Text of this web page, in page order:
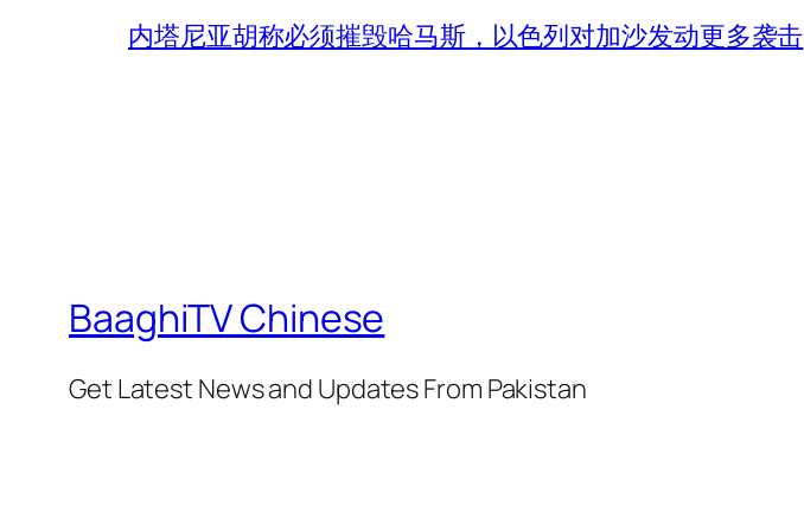
内塔尼亚胡称必须摧毁哈马斯，以色列对加沙发动更多袭击
BaaghiTV Chinese
Get Latest News and Updates From Pakistan